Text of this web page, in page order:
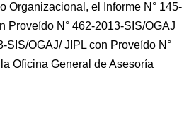
Organizacional, el Informe N° 145-
Proveído N° 462-2013-SIS/OGAJ
SIS/OGAJ/ JIPL con Proveído N°
Oficina General de Asesoría